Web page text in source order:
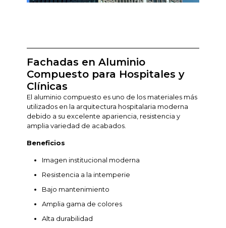
Fachadas en Aluminio
Compuesto para Hospitales y
Clínicas
El aluminio compuesto es uno de los materiales más
utilizados en la arquitectura hospitalaria moderna
debido a su excelente apariencia, resistencia y
amplia variedad de acabados.
Beneficios
Imagen institucional moderna
Resistencia a la intemperie
Bajo mantenimiento
Amplia gama de colores
Alta durabilidad